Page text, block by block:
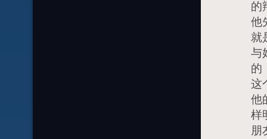
的
他
就
与
的
这
他
样
朋